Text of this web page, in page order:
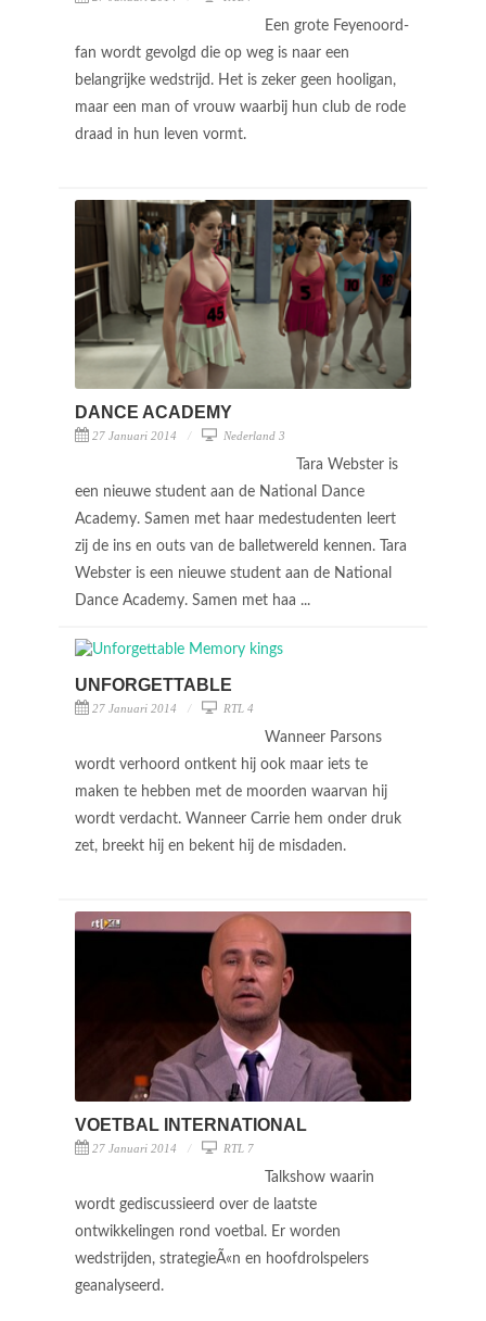
Een grote Feyenoord-
fan wordt gevolgd die op weg is naar een
belangrijke wedstrijd. Het is zeker geen hooligan,
maar een man of vrouw waarbij hun club de rode
draad in hun leven vormt.
DANCE ACADEMY
27 Januari 2014 Nederland 3
Tara Webster is
een nieuwe student aan de National Dance
Academy. Samen met haar medestudenten leert
zij de ins en outs van de balletwereld kennen. Tara
Webster is een nieuwe student aan de National
Dance Academy. Samen met haa ...
UNFORGETTABLE
27 Januari 2014 RTL 4
Wanneer Parsons
wordt verhoord ontkent hij ook maar iets te
maken te hebben met de moorden waarvan hij
wordt verdacht. Wanneer Carrie hem onder druk
zet, breekt hij en bekent hij de misdaden.
VOETBAL INTERNATIONAL
27 Januari 2014 RTL 7
Talkshow waarin
wordt gediscussieerd over de laatste
ontwikkelingen rond voetbal. Er worden
wedstrijden, strategieÃ«n en hoofdrolspelers
geanalyseerd.